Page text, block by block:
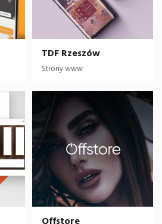
TDF Rzeszów
Strony www
Offstore